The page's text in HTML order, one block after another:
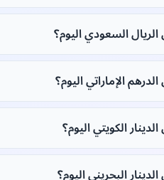
السعودي اليوم؟
الإماراتي اليوم؟
الكويتي اليوم؟
البحريني اليوم؟